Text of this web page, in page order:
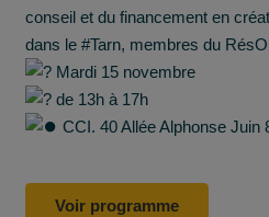
conseil et du financement en
dans le #Tarn, membres du
Mardi 15 novembre
de 13h à 17h
CCI. 40 Allée Alphonse Juin
Voir programme